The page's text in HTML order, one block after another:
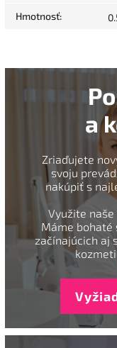
Hmotnosť:
a
Zriaďujete
svoju
nakúpiť s
Využite
Máme bohaté
začínajúcich aj